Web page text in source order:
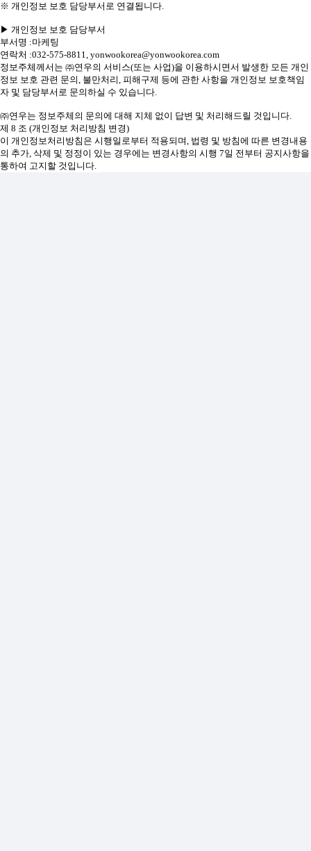
※ 개인정보 보호 담당부서로 연결됩니다.
▶ 개인정보 보호 담당부서
부서명 :마케팅
연락처 :032-575-8811, yonwookorea@yonwookorea.com
정보주체께서는 ㈜연우의 서비스(또는 사업)을 이용하시면서 발생한 모든 개인
정보 보호 관련 문의, 불만처리, 피해구제 등에 관한 사항을 개인정보 보호책임
자 및 담당부서로 문의하실 수 있습니다.
㈜연우는 정보주체의 문의에 대해 지체 없이 답변 및 처리해드릴 것입니다.
제 8 조 (개인정보 처리방침 변경)
이 개인정보처리방침은 시행일로부터 적용되며, 법령 및 방침에 따른 변경내용
의 추가, 삭제 및 정정이 있는 경우에는 변경사항의 시행 7일 전부터 공지사항을
통하여 고지할 것입니다.